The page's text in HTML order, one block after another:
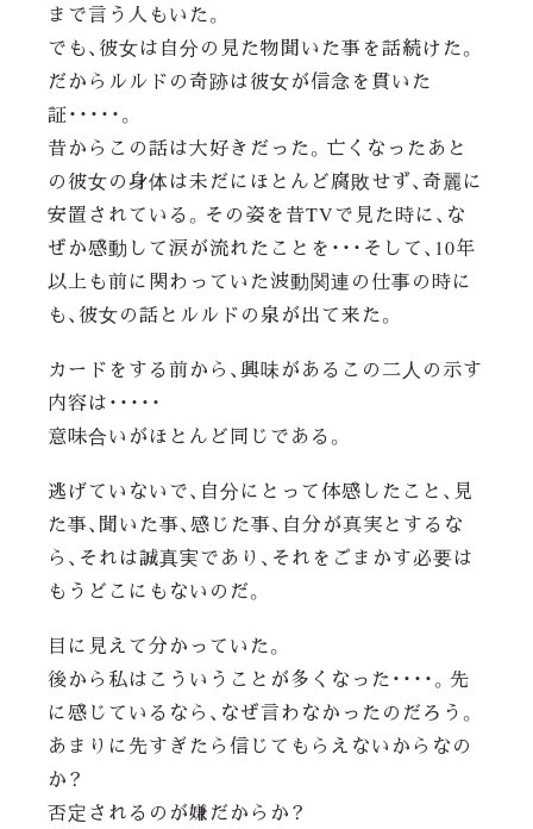
まで言う人もいた。
でも、彼女は自分の見た物聞いた事を話続けた。
だからルルドの奇跡は彼女が信念を貫いた
証・・・・・。
昔からこの話は大好きだった。亡くなったあと
の彼女の身体は未だにほとんど腐敗せず、奇麗に
安置されている。その姿を昔TVで見た時に、な
ぜか感動して涙が流れたことを・・・そして、10年
以上も前に関わっていた波動関連の仕事の時に
も、彼女の話とルルドの泉が出て来た。
カードをする前から、興味があるこの二人の示す
内容は・・・・・
意味合いがほとんど同じである。
逃げていないで、自分にとって体感したこと、見
た事、聞いた事、感じた事、自分が真実とするな
ら、それは誠真実であり、それをごまかす必要は
もうどこにもないのだ。
目に見えて分かっていた。
後から私はこういうことが多くなった・・・・。先
に感じているなら、なぜ言わなかったのだろう。
あまりに先すぎたら信じてもらえないからなの
か？
否定されるのが嫌だからか？